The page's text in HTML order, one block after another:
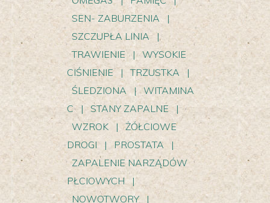
SEN- ZABURZENIA
|
SZCZUPŁA LINIA
|
TRAWIENIE
|
WYSOKIE
CIŚNIENIE | TRZUSTKA
|
ŚLEDZIONA
|
WITAMINA
C
| STANY ZAPALNE
|
WZROK
|
ŻÓŁCIOWE
DROGI
| PROSTATA
|
ZAPALENIE NARZĄDÓW
PŁCIOWYCH
|
NOWOTWORY |